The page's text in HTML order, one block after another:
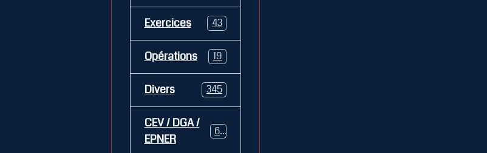
Exercices 43
Opérations 19
Divers 345
CEV / DGA /
EPNER
62